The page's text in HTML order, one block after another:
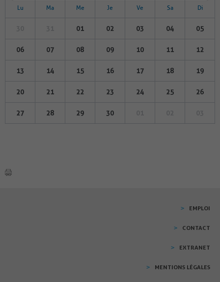
Lu Ma Me Je Ve Sa Di
01 02 03 04 05
06 07 08 09 10 11 12
13 14 15 16 17 18 19
20 21 22 23 24 25 26
27 28 29 30
EMPLOI
CONTACT
EXTRANET
MENTIONS LÉGALES